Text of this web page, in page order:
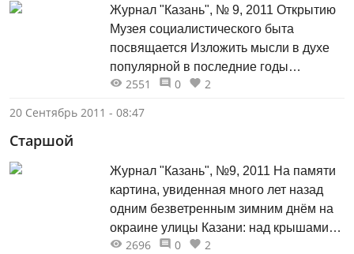
Журнал "Казань", № 9, 2011 Открытию
Музея социалистического быта
посвящается Изложить мысли в духе
популярной в последние годы
ностальгии по СССР меня подмывало
«Запорожцы» и «Жигули», джинсы и
пепси-кола...
2551 0
2
20 Сентябрь 2011 - 08:47
Старшой
Журнал "Казань", №9, 2011 На памяти
картина, увиденная много лет назад
одним безветренным зимним днём на
окраине улицы Казани: над крышами
домов из печных труб курились
2696 0
2